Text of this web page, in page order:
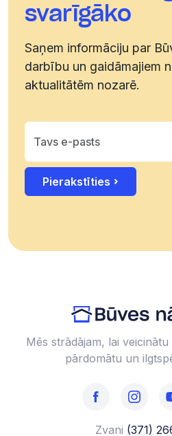
kanālam
svarīgāko
Saņem informāciju par
darbību un gaidāmajiem
aktualitātēm nozarē.
Pierakstīties
Mēs strādājam, lai
pārdomātu un
Zvani (371)